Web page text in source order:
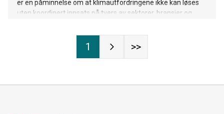
er en påminnelse om at klimautfordringene ikke kan løses
uten koordinert innsats på tvers av sektorer, bransjer og
1 >>